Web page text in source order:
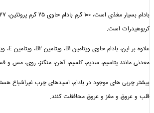
است.
پتاسیم، سدیم، کلسیم، آهن، منگنز، روی، مس و فسفر است.
های موجود در بادام، اسیدهای چرب غیراشباع هستند که می
و مغز و عروق محافظت کنند.